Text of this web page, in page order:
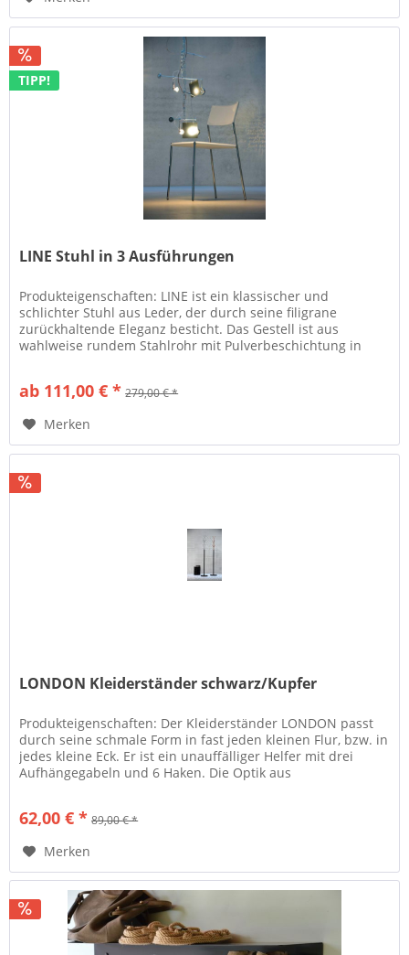
TIPP!
LINE Stuhl in 3 Ausführungen
Produkteigenschaften: LINE ist ein klassischer und
schlichter Stuhl aus Leder, der durch seine filigrane
zurückhaltende Eleganz besticht. Das Gestell ist aus
wahlweise rundem Stahlrohr mit Pulverbeschichtung in
ab 111,00 € * 279,00 € *
Merken
LONDON Kleiderständer schwarz/Kupfer
Produkteigenschaften: Der Kleiderständer LONDON passt
durch seine schmale Form in fast jeden kleinen Flur, bzw. in
jedes kleine Eck. Er ist ein unauffälliger Helfer mit drei
Aufhängegabeln und 6 Haken. Die Optik aus
62,00 € * 89,00 € *
Merken